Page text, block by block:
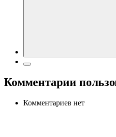
Комментарии
Комментариев нет